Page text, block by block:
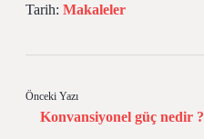
Tarih: Makaleler
Önceki Yazı
Konvansiyonel güç nedir ?